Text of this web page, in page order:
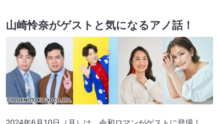
山崎怜奈がゲストと気になるアノ話！